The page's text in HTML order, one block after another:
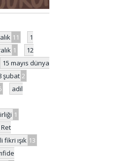
11
1
1
12
15 mayıs dünya
şubat 2
adil
1
fikri ışık 13